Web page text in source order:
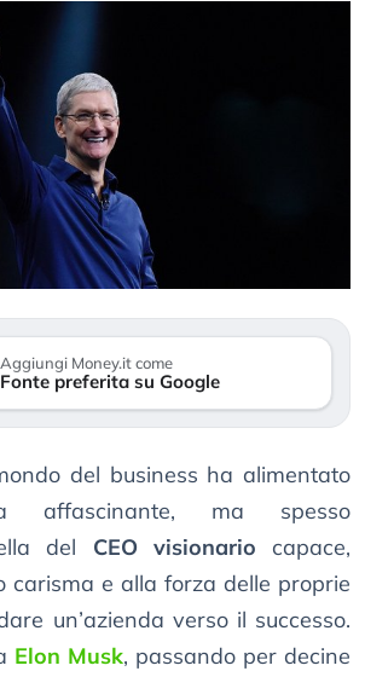
Aggiungi Money.it come
Fonte preferita su Google
del business ha alimentato
affascinante, ma spesso
del CEO visionario capace,
carisma e alla forza delle proprie
un’azienda verso il successo.
Elon Musk, passando per decine